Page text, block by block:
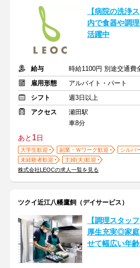
【病院の洗浄
内で食器や調
活躍中
給与
時給1100円 別途交通費
雇用形態
アルバイト・パート
シフト
週3日以上
アクセス
瀬田駅
車8分
あと 1日
大学生歓迎 副業・Ｗワーク歓迎
シルバ
未経験者歓迎
主婦(夫)歓迎
株式会社LEOCの求人一覧を見る
ツクイ近江八幡鷹飼（デイサービス）
【調理スタッ
厚生充実◎家
せて幅広い年